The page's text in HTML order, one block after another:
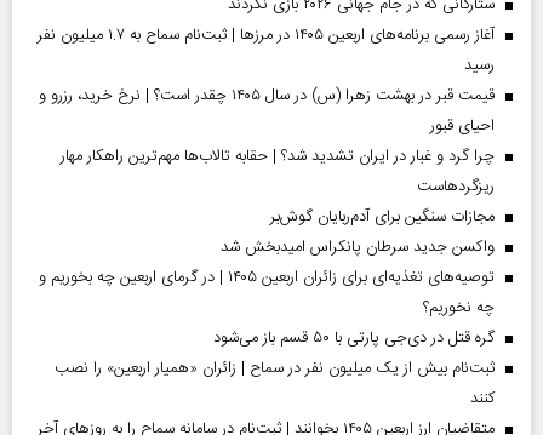
آغاز رسمی برنامه‌های اربعین ۱۴۰۵ در مرز‌ها | ثبت‌نام سماح به ۱.۷ میلیون نفر
رسید
قیمت قبر در بهشت زهرا (س) در سال ۱۴۰۵ چقدر است؟ | نرخ خرید، رزرو و
احیای قبور
چرا گرد و غبار در ایران تشدید شد؟ | حقابه تالاب‌ها مهم‌ترین راهکار مهار
ریزگردهاست
مجازات سنگین برای آدم‌ربایان گوش‌بر
واکسن جدید سرطان پانکراس امیدبخش شد
توصیه‌های تغذیه‌ای برای زائران اربعین ۱۴۰۵ | در گرمای اربعین چه بخوریم و
چه نخوریم؟
گره قتل در دی‌جی پارتی با ۵۰ قسم باز می‌شود
ثبت‌نام بیش از یک میلیون نفر در سماح | زائران «همیار اربعین» را نصب
کنند
متقاضیان ارز اربعین ۱۴۰۵ بخوانند | ثبت‌نام در سامانه سماح را به روز‌های آخر